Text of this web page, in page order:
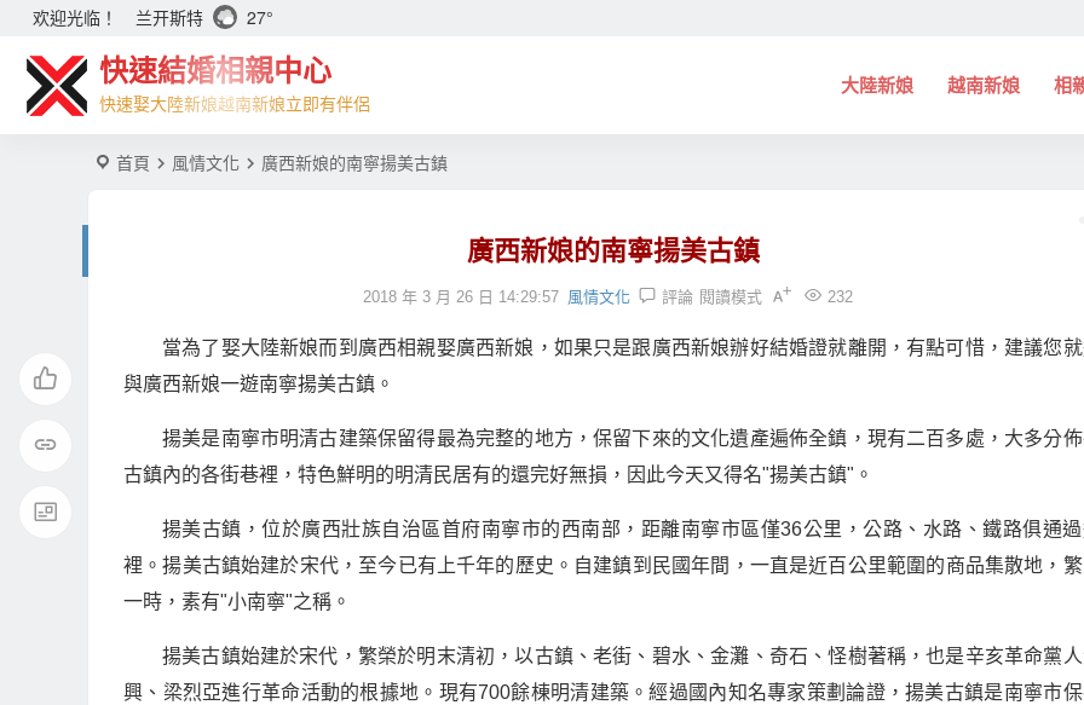
欢迎光临！ 兰开斯特 27°
快速結婚相親中心
快速娶大陸新娘越南新娘立即有伴侶
大陸新娘 越南新娘 相
首頁 風情文化 廣西新娘的南寧揚美古鎮
廣西新娘的南寧揚美古鎮
2018 年 3 月 26 日 14:29:57 風情文化 評論 232
閱讀模式
當為了娶大陸新娘而到廣西相親娶廣西新娘，如果只是跟廣西新娘辦好結婚證就離開，有點可惜，建議您
與廣西新娘一遊南寧揚美古鎮。
揚美是南寧市明清古建築保留得最為完整的地方，保留下來的文化遺產遍佈全鎮，現有二百多處，大多分
古鎮內的各街巷裡，特色鮮明的明清民居有的還完好無損，因此今天又得名"揚美古鎮"。
揚美古鎮，位於廣西壯族自治區首府南寧市的西南部，距離南寧市區僅36公里，公路、水路、鐵路俱通
裡。揚美古鎮始建於宋代，至今已有上千年的歷史。自建鎮到民國年間，一直是近百公里範圍的商品集散地，
一時，素有"小南寧"之稱。
揚美古鎮始建於宋代，繁榮於明末清初，以古鎮、老街、碧水、金灘、奇石、怪樹著稱，也是辛亥革命黨
興、梁烈亞進行革命活動的根據地。現有700餘棟明清建築。經過國內知名專家策劃論證，揚美古鎮是南寧市